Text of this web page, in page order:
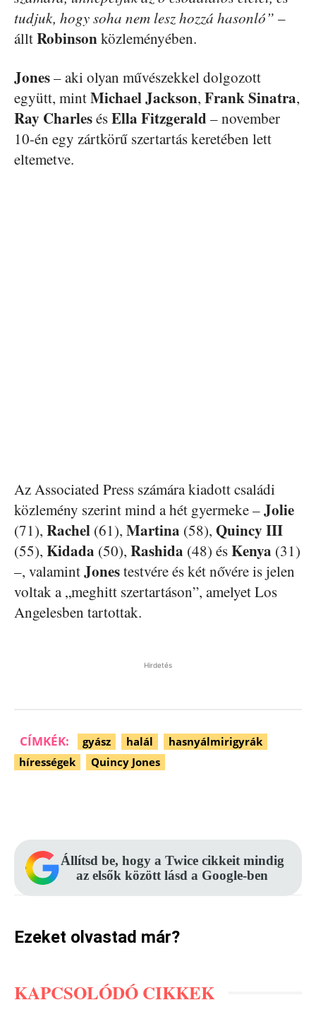
tudjuk, hogy soha nem lesz hozzá hasonló” –
álltRobinsonközleményében.
Jones– aki olyan művészekkel dolgozott
együtt, mintMichael Jackson, Frank Sinatra,
Ray CharlesésElla Fitzgerald – november
10-én egy zártkörű szertartás keretében lett
eltemetve.
Az Associated Press számára kiadott családi
közlemény szerint mind a hét gyermeke –Jolie
(71), Rachel (61), Martina (58), Quincy III
(55), Kidada (50), Rashida (48) ésKenya (31)
–, valamintJonestestvére és két nővére is jelen
voltak a „meghitt szertartáson”, amelyet Los
Angelesben tartottak.
Hirdetés
CÍMKÉK: gyász halál
hasnyálmirigyrák
hírességek
Quincy Jones
Állítsd be, hogy a Twice cikkeit mindig
az elsők között lásd a Google-ben
Ezeket olvastad már?
KAPCSOLÓDÓ CIKKEK